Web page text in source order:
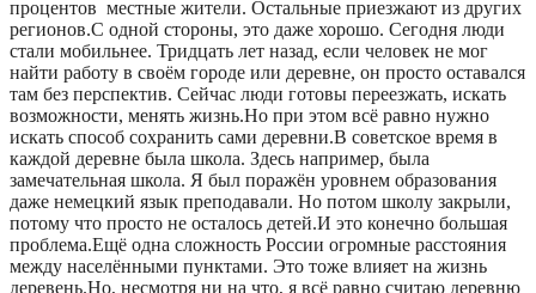
процентов местные жители. Остальные приезжают из других
регионов.С одной стороны, это даже хорошо. Сегодня люди
стали мобильнее. Тридцать лет назад, если человек не мог
найти работу в своём городе или деревне, он просто оставался
там без перспектив. Сейчас люди готовы переезжать, искать
возможности, менять жизнь.Но при этом всё равно нужно
искать способ сохранить сами деревни.В советское время в
каждой деревне была школа. Здесь например, была
замечательная школа. Я был поражён уровнем образования
даже немецкий язык преподавали. Но потом школу закрыли,
потому что просто не осталось детей.И это конечно большая
проблема.Ещё одна сложность России огромные расстояния
между населёнными пунктами. Это тоже влияет на жизнь
деревень.Но, несмотря ни на что, я всё равно считаю деревню